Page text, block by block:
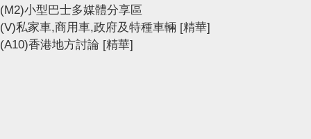
(M2)小型巴士多媒體分享區
(V)私家車,商用車,政府及特種車輛 [精華]
(A10)香港地方討論 [精華]